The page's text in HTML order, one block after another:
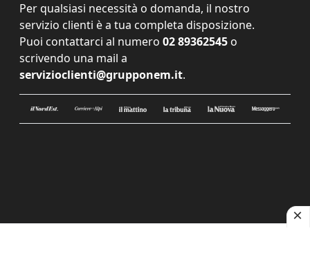
Per qualsiasi necessità o domanda, il nostro
servizio clienti è a tua completa disposizione.
Puoi contattarci al numero 02 89362545 o
scrivendo una mail a
servizioclienti@grupponem.it.